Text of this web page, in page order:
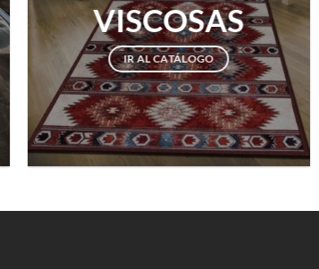
VISCOSAS
IR AL CATÁLOGO